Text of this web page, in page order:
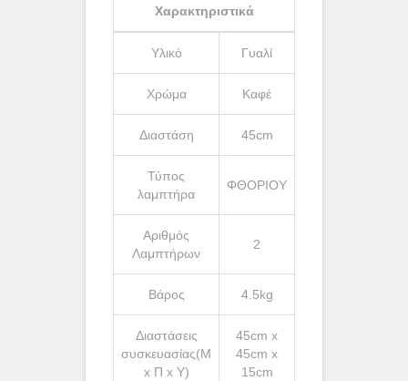
Χαρακτηριστικά
Υλικό Γυαλί
Χρώμα Καφέ
Διαστάση 45cm
Τύπος
λαμπτήρα
ΦΘΟΡΙΟΥ
Αριθμός
Λαμπτήρων
2
Βάρος 4.5kg
Διαστάσεις
συσκευασίας(Μ
x Π x Υ)
45cm x
45cm x
15cm